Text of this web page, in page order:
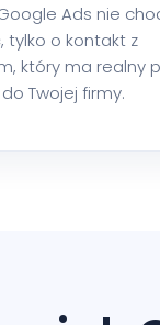
Ads nie
tylko o kontakt z
który ma realny
Twojej firmy.